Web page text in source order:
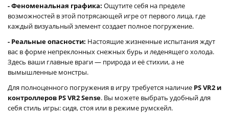
- Феноменальная графика: Ощутите себя на пределе
возможностей в этой потрясающей игре от первого лица, где
каждый визуальный элемент создает полное погружение.
- Реальные опасности: Настоящие жизненные испытания ждут
вас в форме непреклонных снежных бурь и леденящего холода.
Здесь ваши главные враги — природа и её стихии, а не
вымышленные монстры.
Для полноценного погружения в игру требуется наличие PS VR2 и
контроллеров PS VR2 Sense. Вы можете выбрать удобный для
себя стиль игры: сидя, стоя или в режиме румскейл.